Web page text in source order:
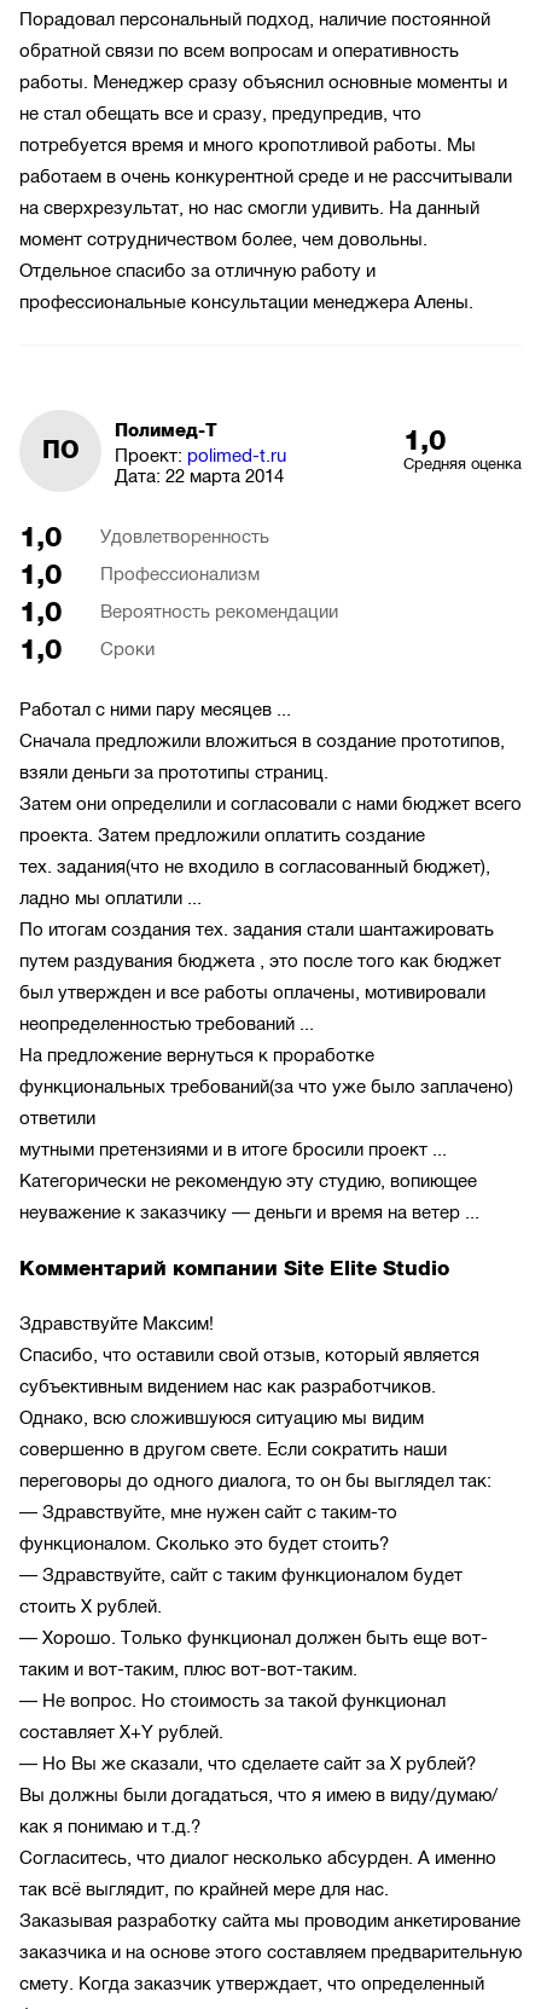
Порадовал персональный подход, наличие постоянной
обратной связи по всем вопросам и оперативность
работы. Менеджер сразу объяснил основные моменты и
не стал обещать все и сразу, предупредив, что
потребуется время и много кропотливой работы. Мы
работаем в очень конкурентной среде и не рассчитывали
на сверхрезультат, но нас смогли удивить. На данный
момент сотрудничеством более, чем довольны.
Отдельное спасибо за отличную работу и
профессиональные консультации менеджера Алены.
ПО
Полимед-Т
Проект: polimed-t.ru
Дата: 22 марта 2014
1,0
Средняя оценка
1,0 Удовлетворенность
1,0 Профессионализм
1,0 Вероятность рекомендации
1,0 Сроки
Работал с ними пару месяцев ...
Сначала предложили вложиться в создание прототипов,
взяли деньги за прототипы страниц.
Затем они определили и согласовали с нами бюджет всего
проекта. Затем предложили оплатить создание
тех. задания(что не входило в согласованный бюджет),
ладно мы оплатили ...
По итогам создания тех. задания стали шантажировать
путем раздувания бюджета , это после того как бюджет
был утвержден и все работы оплачены, мотивировали
неопределенностью требований ...
На предложение вернуться к проработке
функциональных требований(за что уже было заплачено)
ответили
мутными претензиями и в итоге бросили проект ...
Категорически не рекомендую эту студию, вопиющее
неуважение к заказчику — деньги и время на ветер ...
Комментарий компании Site Elite Studio
Здравствуйте Максим!
Спасибо, что оставили свой отзыв, который является
субъективным видением нас как разработчиков.
Однако, всю сложившуюся ситуацию мы видим
совершенно в другом свете. Если сократить наши
переговоры до одного диалога, то он бы выглядел так:
— Здравствуйте, мне нужен сайт с таким-то
функционалом. Сколько это будет стоить?
— Здравствуйте, сайт с таким функционалом будет
стоить X рублей.
— Хорошо. Только функционал должен быть еще вот-
таким и вот-таким, плюс вот-вот-таким.
— Не вопрос. Но стоимость за такой функционал
составляет X+Y рублей.
— Но Вы же сказали, что сделаете сайт за X рублей?
Вы должны были догадаться, что я имею в виду/думаю/
как я понимаю и т.д.?
Согласитесь, что диалог несколько абсурден. А именно
так всё выглядит, по крайней мере для нас.
Заказывая разработку сайта мы проводим анкетирование
заказчика и на основе этого составляем предварительную
смету. Когда заказчик утверждает, что определенный